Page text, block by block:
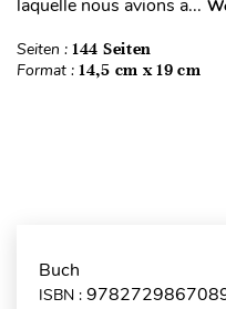
laquelle nous avions a...
Seiten : 144 Seiten
Format : 14,5 cm x 19 cm
Buch
ISBN :